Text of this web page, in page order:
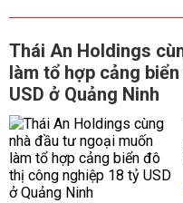
Thái An Holdings
làm tổ hợp cảng
USD ở Quảng Ninh